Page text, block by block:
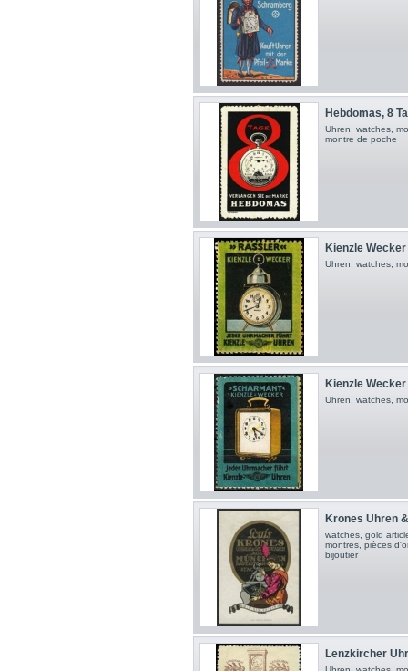
Hebdomas, 8
Uhren, watches,
montre de poche
Kienzle
Uhren, watches,
Kienzle
Uhren, watches,
Krones Uhren
watches, gold
montres, pièces
bijoutier
Lenzkircher